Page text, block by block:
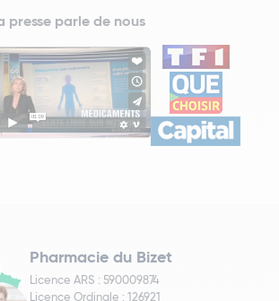
presse parle de nous
Pharmacie du Bizet
Licence ARS : 590009874
Licence Ordinale : 126921